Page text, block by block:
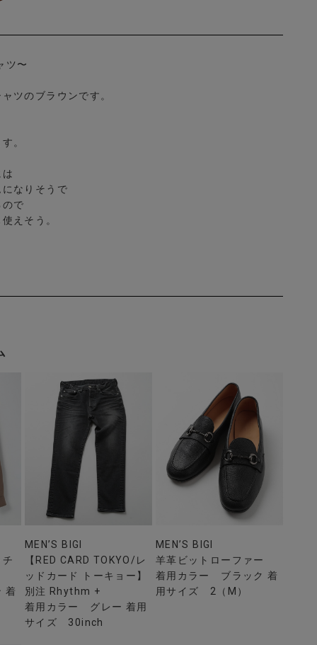
ツ〜
ツのブラウンです。
。
なりそうで
で
えそう。
着
MEN’S BIGI
【RED CARD TOKYO/レ
ッドカード トーキョー】
別注 Rhythm +
着用カラー グレー 着用
サイズ 30inch
MEN’S BIGI
羊革ビットローファー
着用カラー ブラック 着
用サイズ 2（M）